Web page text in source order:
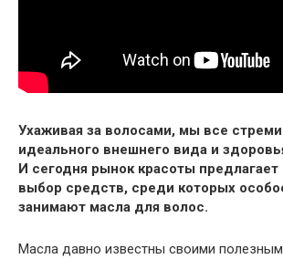
Ухаживая за волосами, мы все
идеального внешнего вида и
И сегодня рынок красоты
выбор средств, среди которых
занимают масла для волос.
Масла давно известны своими